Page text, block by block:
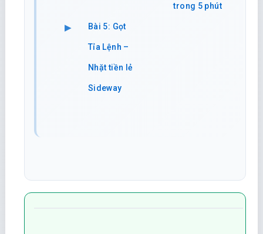
Bài 5: Gọt
Tỉa Lệnh –
Nhặt tiền lẻ
Sideway
trong 5 phút